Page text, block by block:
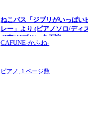
ねこバス「ジブリがいっぱい
レー」より (ピアノソロ/ディ
ド有/ジブリ) - 久石譲
CAFUNE-かふね-
ピアノ, 1 ページ数